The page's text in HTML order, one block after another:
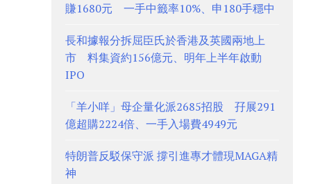
賺1680元 一手中籤率10%、申180手穩中
長和據報分拆屈臣氏於香港及英國兩地上
市 料集資約156億元、明年上半年啟動
IPO
「羊小咩」母企量化派2685招股 孖展291
億超購2224倍、一手入場費4949元
特朗普反駁保守派 撐引進專才體現MAGA精
神